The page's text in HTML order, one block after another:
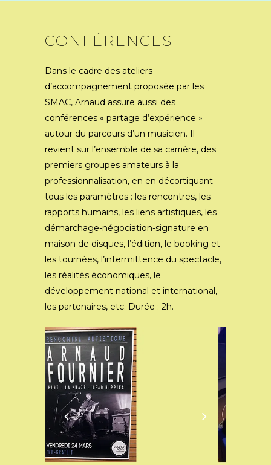
CONFÉRENCES
Dans le cadre des ateliers
d’accompagnement proposée par les
SMAC, Arnaud assure aussi des
conférences « partage d’expérience »
autour du parcours d’un musicien. Il
revient sur l’ensemble de sa carrière, des
premiers groupes amateurs à la
professionnalisation, en en décortiquant
tous les paramètres : les rencontres, les
rapports humains, les liens artistiques, les
démarchage-négociation-signature en
maison de disques, l’édition, le booking et
les tournées, l’intermittence du spectacle,
les réalités économiques, le
développement national et international,
les partenaires, etc. Durée : 2h.